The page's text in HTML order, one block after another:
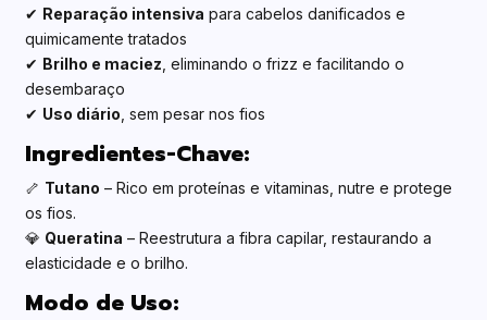
✔ Reparação intensiva para cabelos danificados e
quimicamente tratados
✔ Brilho e maciez , eliminando o frizz e facilitando o
desembaraço
✔ Uso diário , sem pesar nos fios
Ingredientes-Chave:
🦴 Tutano – Rico em proteínas e vitaminas, nutre e protege
os fios.
💎 Queratina – Reestrutura a fibra capilar, restaurando a
elasticidade e o brilho.
Modo de Uso: